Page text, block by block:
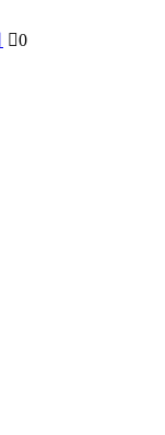
0